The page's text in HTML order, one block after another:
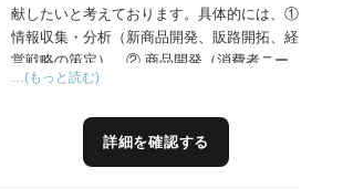
献したいと考えております。具体的には、①
情報収集・分析（新商品開発、販路開拓、経
営戦略の策定）、② 商品開発（消費者ニー
ズや市場動向を分析し、ニーズに合致した新
のネーミングやパッケージデザイン、広告文
案なども作成支援、インフルエンサーマーケ
…(もっと読む)
詳細を確認する